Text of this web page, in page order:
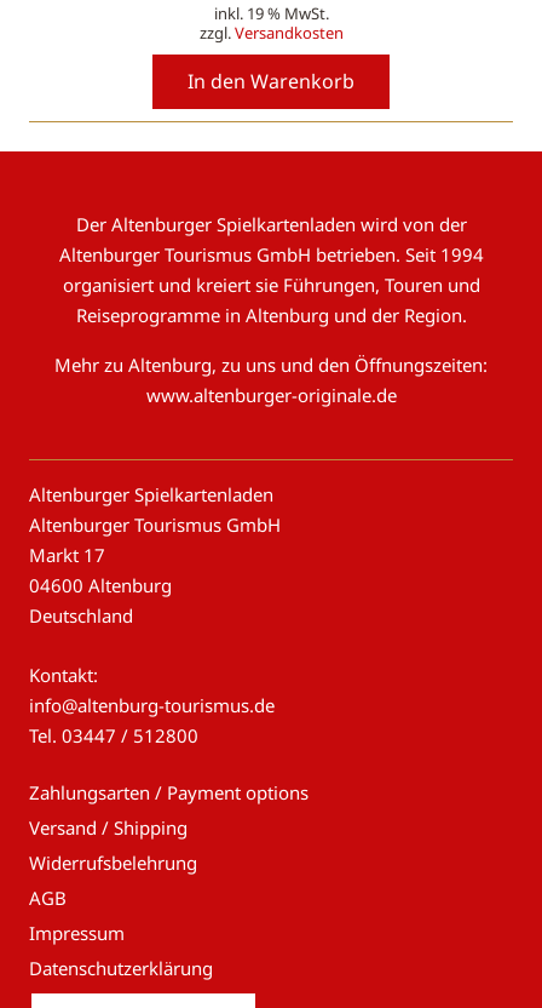
inkl. 19 % MwSt.
zzgl.Versandkosten
In den Warenkorb
Der Altenburger Spielkartenladen wird von der
Altenburger Tourismus GmbH betrieben. Seit 1994
organisiert und kreiert sie Führungen, Touren und
Reiseprogramme in Altenburg und der Region.
Mehr zu Altenburg, zu uns und den Öffnungszeiten:
www.altenburger-originale.de
Altenburger Spielkartenladen
Altenburger Tourismus GmbH
Markt 17
04600 Altenburg
Deutschland
Kontakt:
info@altenburg-tourismus.de
Tel. 03447 / 512800
Zahlungsarten / Payment options
Versand / Shipping
Widerrufsbelehrung
AGB
Impressum
Datenschutzerklärung